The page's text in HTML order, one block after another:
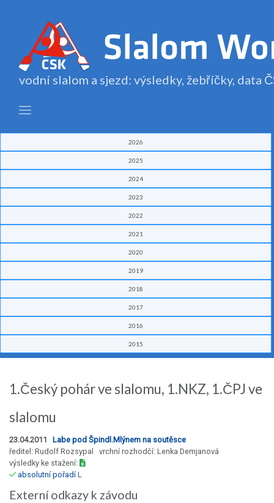
vodní slalom a sjezd: výsledky, žebříčky, data
2026
2025
2024
2023
2022
2021
2020
2019
2018
2017
2016
2015
1.Český pohár ve slalomu, 1.NKZ, 1.ČPJ ve
slalomu
23.04.2011 Labe pod Špindl.Mlýnem na soutěsce
ředitel: Rudolf Rozsypal vrchní rozhodčí: Lenka Demjanová
výsledky ke stažení:
absolutní pořadíL
Externí odkazy k závodu